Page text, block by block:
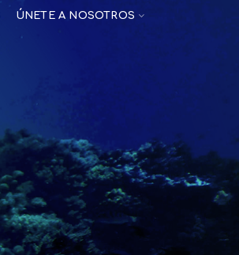
ÚNETE A NOSOTROS